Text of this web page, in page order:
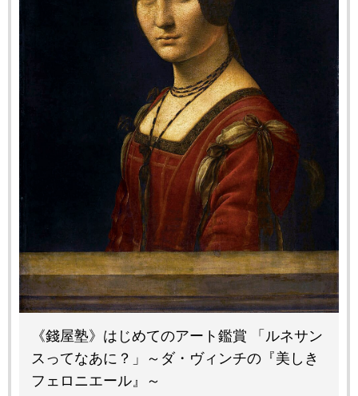
《錢屋塾》はじめてのアート鑑賞 「ルネサン
スってなあに？」～ダ・ヴィンチの『美しき
フェロニエール』～